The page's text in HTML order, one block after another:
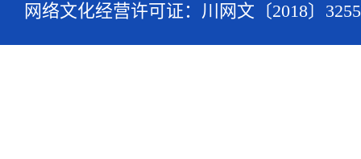
网络文化经营许可证：川网文〔2018〕